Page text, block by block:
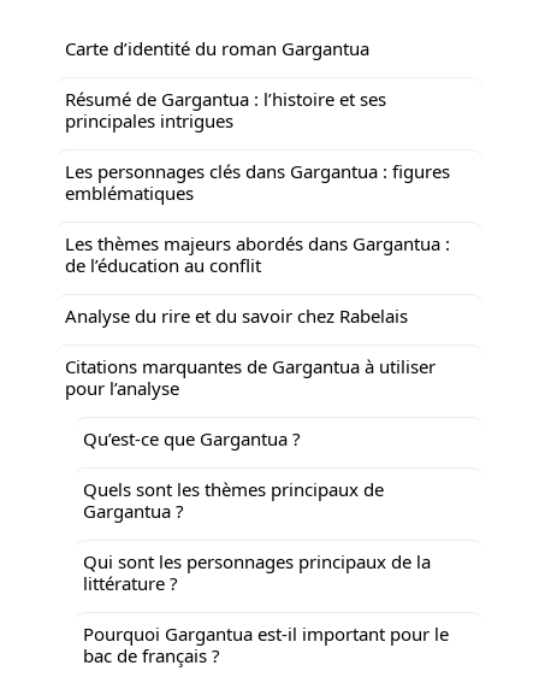
Carte d’identité du roman Gargantua
Résumé de Gargantua : l’histoire et ses
principales intrigues
Les personnages clés dans Gargantua : figures
emblématiques
Les thèmes majeurs abordés dans Gargantua :
de l’éducation au conflit
Analyse du rire et du savoir chez Rabelais
Citations marquantes de Gargantua à utiliser
pour l’analyse
Qu’est-ce que Gargantua ?
Quels sont les thèmes principaux de
Gargantua ?
Qui sont les personnages principaux de la
littérature ?
Pourquoi Gargantua est-il important pour le
bac de français ?